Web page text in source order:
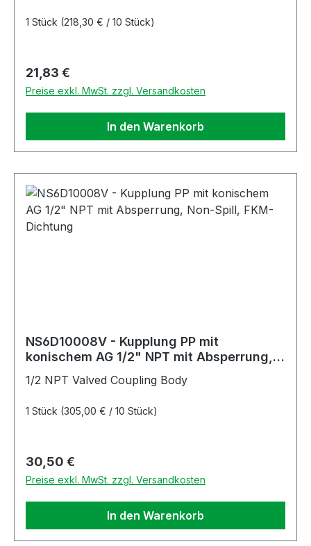
1 Stück (218,30 € / 10 Stück)
Regulärer Preis:
21,83 €
Preise exkl. MwSt. zzgl. Versandkosten
In den Warenkorb
NS6D10008V - Kupplung PP mit
konischem AG 1/2" NPT mit Absperrung,
1/2 NPT Valved Coupling Body
1 Stück (305,00 € / 10 Stück)
Regulärer Preis:
30,50 €
Preise exkl. MwSt. zzgl. Versandkosten
In den Warenkorb